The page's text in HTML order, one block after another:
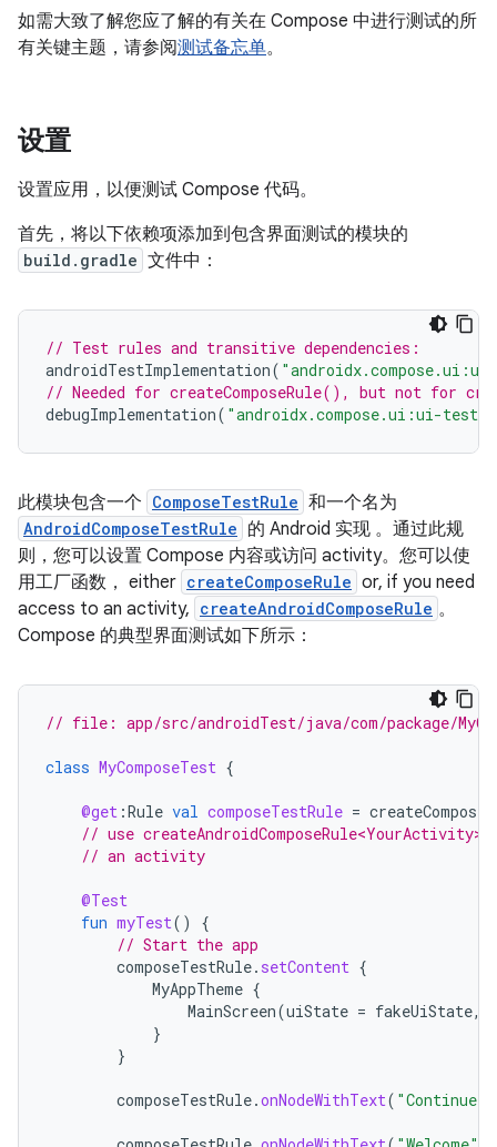
如需大致了解您应了解的有关在 Compose 中进行测试的所
有关键主题，请参阅测试备忘单。
设置
设置应用，以便测试 Compose 代码。
首先，将以下依赖项添加到包含界面测试的模块的
build.gradle 文件中：
// Test rules and transitive dependencies:
androidTestImplementation(
// Needed for createComposeRule(), but not for
debugImplementation( "androidx.compose.ui:ui-test-
此模块包含一个 ComposeTestRule 和一个名为
AndroidComposeTestRule 的 Android 实现 。通过此规
则，您可以设置 Compose 内容或访问 activity。您可以使
用工厂函数， either createComposeRule or, if you need
access to an activity, createAndroidComposeRule 。
Compose 的典型界面测试如下所示：
// file: app/src/androidTest/java/com/package/
class MyComposeTest {
@get :Rule val composeTestRule =
// use
// an activity
@Test
fun myTest()
{
// Start the app
composeTestRule. setContent {
MyAppTheme {
MainScreen(uiState = fakeUiState,
}
}
composeTestRule.onNodeWithText( "Continue"